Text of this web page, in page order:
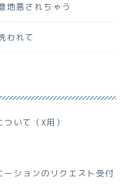
地悪されちゃう
われて
いて（X用）
ーションのリクエスト受付